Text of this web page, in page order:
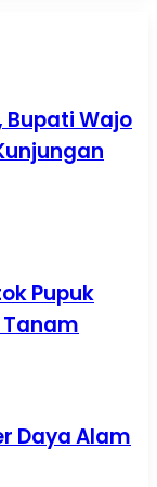
Bupati Wajo
Pupuk
Tanam
Daya Alam